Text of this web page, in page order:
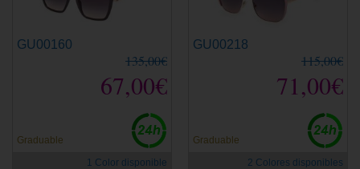
GU00160
135,00€
67,00€
Graduable
1 Color disponible
GU00218
115,00€
71,00€
Graduable
2 Colores disponibles